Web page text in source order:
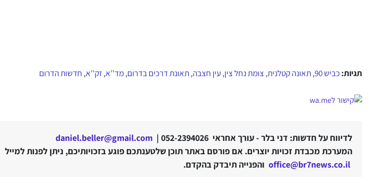
תגיות: כביש 90 ,תאונה קטלנית, צומת נחל צין, עין חצבה,תאונת דרכים בדרום,מד''א,זק''א, חדשות הדרום
לדיווח על חדשות: דני בלר - עורך אחראי 052-2394026 |
daniel.beller@gmail.com
המערכת מכבדת זכויות יוצרים. אם פורסם באתר תוכן שלטענתכם פוגע בזכויותיכם, ניתן לפנות למייל
office@br7news.co.il והפנייה תיבדק בהקדם.